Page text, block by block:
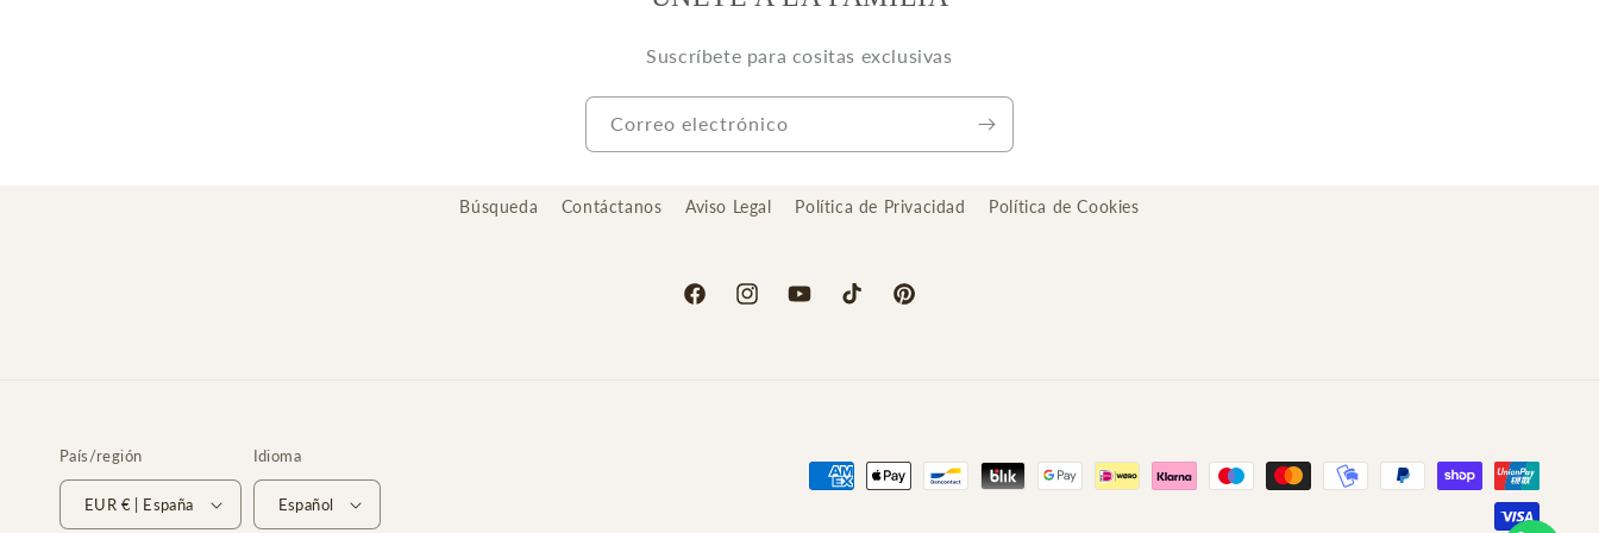
Suscríbete para cositas exclusivas
Correo electrónico
Búsqueda Contáctanos Aviso Legal Política de Privacidad Política de Cookies
FacebookInstagramYouTubeTikTok Pinterest
País/región
EUR € | España
Idioma
Español
Formas